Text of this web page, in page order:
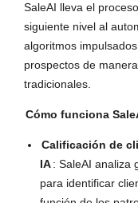
SaleAI lleva el
siguiente nivel al
algoritmos
prospectos de
tradicionales.
Cómo funciona
Calificación de
IA: SaleAI analiza
para identificar